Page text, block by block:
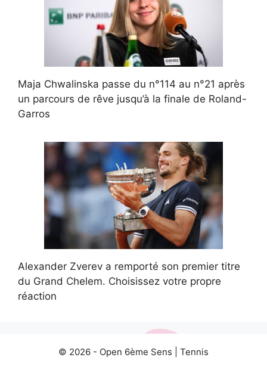
Maja Chwalinska passe du n°114 au n°21 après
un parcours de rêve jusqu’à la finale de Roland-
Garros
Alexander Zverev a remporté son premier titre
du Grand Chelem. Choisissez votre propre
réaction
© 2026 - Open 6ème Sens Tennis